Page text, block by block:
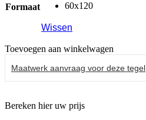
Formaat 60x120
Wissen
Toevoegen aan winkelwagen
Maatwerk aanvraag voor deze tegel
Bereken hier uw prijs